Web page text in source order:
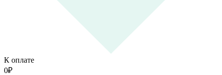
К оплате
0₽